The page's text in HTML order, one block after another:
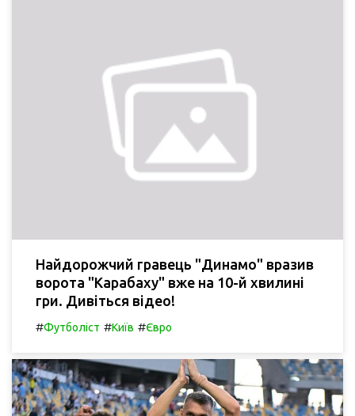
Найдорожчий гравець "Динамо" вразив
ворота "Карабаху" вже на 10-й хвилині
гри. Дивіться відео!
#Футболіст #Київ #Євро